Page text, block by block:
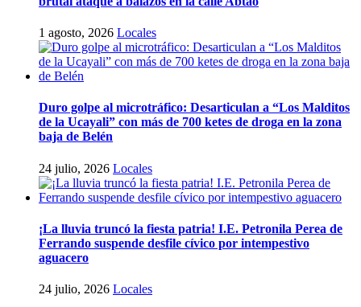
1 agosto, 2026 Locales
Duro golpe al microtráfico: Desarticulan a “Los Malditos
de la Ucayali” con más de 700 ketes de droga en la zona
baja de Belén
24 julio, 2026 Locales
¡La lluvia truncó la fiesta patria! I.E. Petronila Perea de
Ferrando suspende desfile cívico por intempestivo
aguacero
24 julio, 2026 Locales